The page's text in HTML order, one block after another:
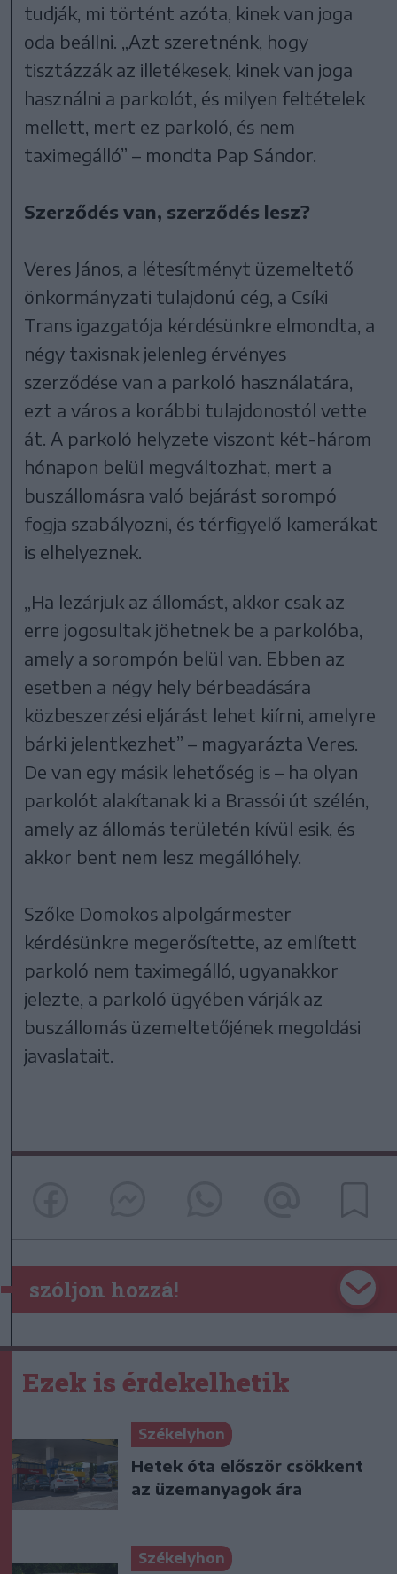
tudják, mi történt azóta, kinek van joga
oda beállni. „Azt szeretnénk, hogy
tisztázzák az illetékesek, kinek van joga
használni a parkolót, és milyen feltételek
mellett, mert ez parkoló, és nem
taximegálló” – mondta Pap Sándor.
Szerződés van, szerződés lesz?
Veres János, a létesítményt üzemeltető
önkormányzati tulajdonú cég, a Csíki
Trans igazgatója kérdésünkre elmondta, a
négy taxisnak jelenleg érvényes
szerződése van a parkoló használatára,
ezt a város a korábbi tulajdonostól vette
át. A parkoló helyzete viszont két-három
hónapon belül megváltozhat, mert a
buszállomásra való bejárást sorompó
fogja szabályozni, és térfigyelő kamerákat
is elhelyeznek.
„Ha lezárjuk az állomást, akkor csak az
erre jogosultak jöhetnek be a parkolóba,
amely a sorompón belül van. Ebben az
esetben a négy hely bérbeadására
közbeszerzési eljárást lehet kiírni, amelyre
bárki jelentkezhet” – magyarázta Veres.
De van egy másik lehetőség is – ha olyan
parkolót alakítanak ki a Brassói út szélén,
amely az állomás területén kívül esik, és
akkor bent nem lesz megállóhely.
Szőke Domokos alpolgármester
kérdésünkre megerősítette, az említett
parkoló nem taximegálló, ugyanakkor
jelezte, a parkoló ügyében várják az
buszállomás üzemeltetőjének megoldási
javaslatait.
szóljon hozzá!
Ezek is érdekelhetik
Székelyhon
Hetek óta először csökkent
az üzemanyagok ára
Székelyhon